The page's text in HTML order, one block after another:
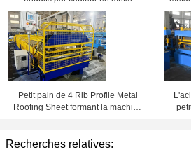
formant la machine
Petit pain de 4 Rib Profile Metal
Roofing Sheet formant la machine
Recherches relatives: